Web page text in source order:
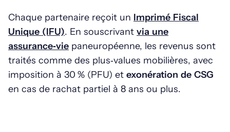
Chaque partenaire reçoit un Imprimé Fiscal
Unique (IFU). En souscrivant via une
assurance‑vie paneuropéenne, les revenus sont
traités comme des plus‑values mobilières, avec
imposition à 30 % (PFU) et exonération de CSG
en cas de rachat partiel à 8 ans ou plus.